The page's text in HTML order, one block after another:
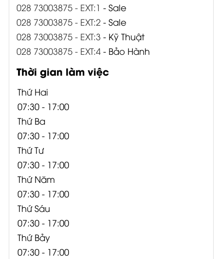
028 73003875 - EXT:1 - Sale
028 73003875 - EXT:2- Sale
028 73003875 - EXT:3 - Kỹ Thuật
028 73003875 - EXT:4- Bảo Hành
Thời gian làm việc
Thứ Hai
07:30 - 17:00
Thứ Ba
07:30 - 17:00
Thứ Tư
07:30 - 17:00
Thứ Năm
07:30 - 17:00
Thứ Sáu
07:30 - 17:00
Thứ Bảy
07:30 - 17:00